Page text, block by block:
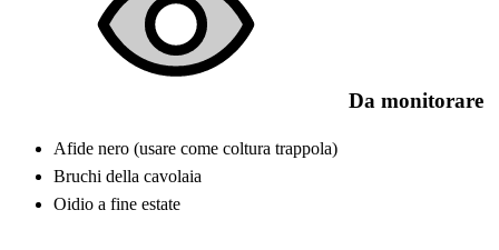
Da monitorare
Afide nero (usare come coltura trappola)
Bruchi della cavolaia
Oidio a fine estate